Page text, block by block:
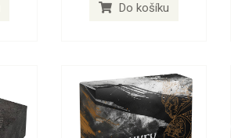
Do košíku